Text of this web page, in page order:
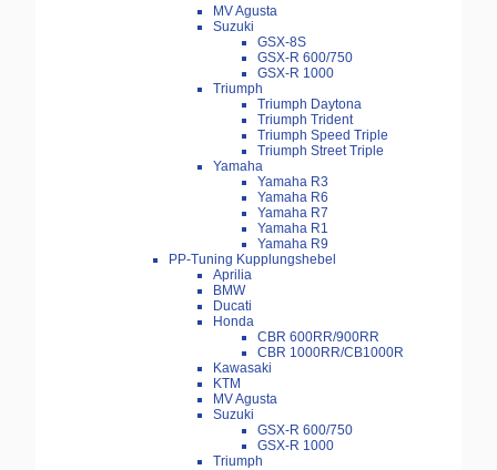
MV Agusta
Suzuki
GSX-8S
GSX-R 600/750
GSX-R 1000
Triumph
Triumph Daytona
Triumph Trident
Triumph Speed Triple
Triumph Street Triple
Yamaha
Yamaha R3
Yamaha R6
Yamaha R7
Yamaha R1
Yamaha R9
PP-Tuning Kupplungshebel
Aprilia
BMW
Ducati
Honda
CBR 600RR/900RR
CBR 1000RR/CB1000R
Kawasaki
KTM
MV Agusta
Suzuki
GSX-R 600/750
GSX-R 1000
Triumph